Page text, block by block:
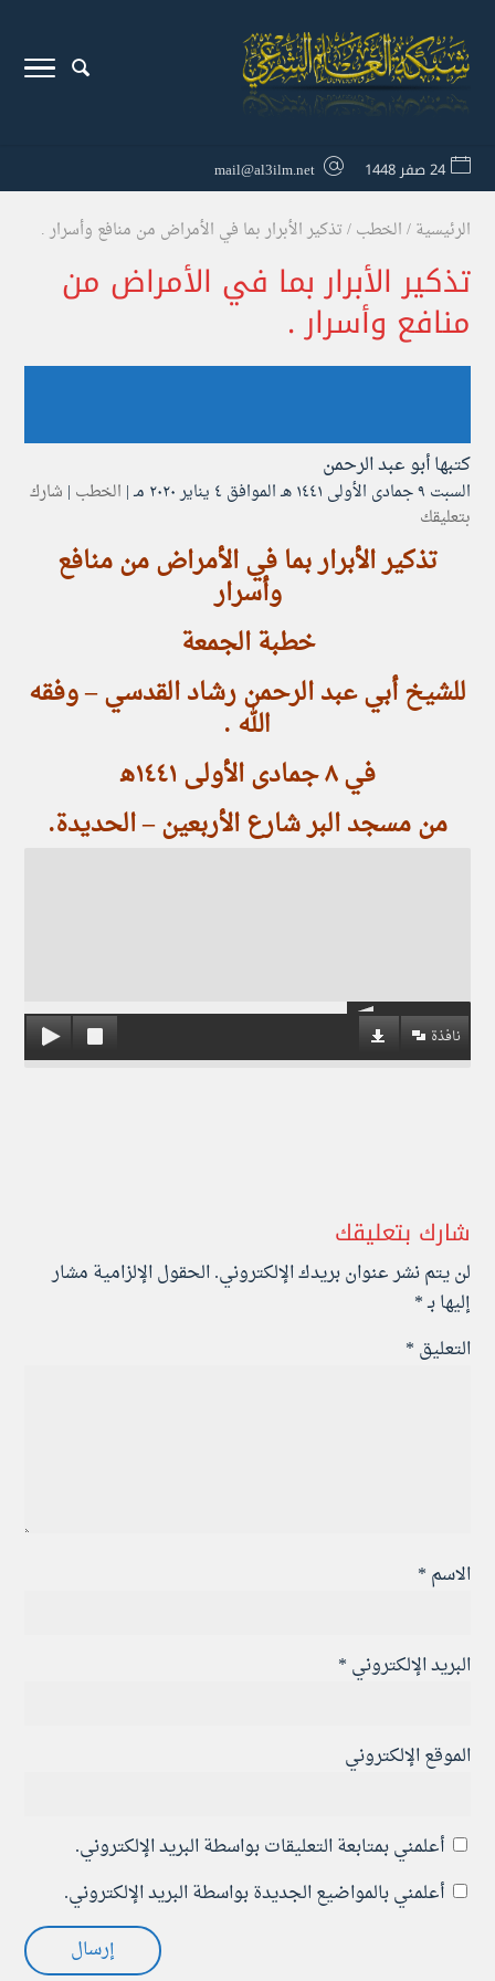
24 صفر 1448 mail@al3ilm.net
الرئيسية/الخطب/تذكير الأبرار بما في الأمراض من منافع وأسرار .
تذكير الأبرار بما في الأمراض من
منافع وأسرار .
كتبهاأبو عبد الرحمن
السبت ۹ جمادى الأولى ۱٤٤۱ هـ الموافق ٤ يناير ۲۰۲۰ مـ | الخطب | شارك
بتعليقك
تذكير الأبرار بما في الأمراض من منافع
وأسرار
خطبة الجمعة
للشيخ أبي عبد الرحمن رشاد القدسي – وفقه
الله .
في ٨ جمادى الأولى ١٤٤١ه‍
من مسجد البر شارع الأربعين – الحديدة.
نافذة
شارك بتعليقك
لن يتم نشر عنوان بريدك الإلكتروني.الحقول الإلزامية مشار
إليها بـ*
التعليق *
الاسم *
البريد الإلكتروني *
الموقع الإلكتروني
أعلمني بمتابعة التعليقات بواسطة البريد الإلكتروني.
أعلمني بالمواضيع الجديدة بواسطة البريد الإلكتروني.